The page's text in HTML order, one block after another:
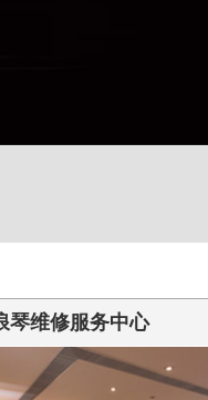
琴维修服务中心